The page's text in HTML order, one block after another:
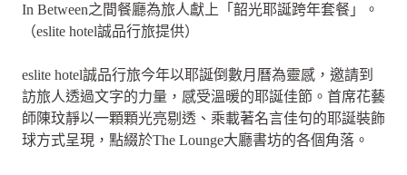
In Between之間餐廳為旅人獻上「韶光耶誕跨年套餐」。
（eslite hotel誠品行旅提供）
eslite hotel誠品行旅今年以耶誕倒數月曆為靈感，邀請到
訪旅人透過文字的力量，感受溫暖的耶誕佳節。首席花藝
師陳玟靜以一顆顆光亮剔透、乘載著名言佳句的耶誕裝飾
球方式呈現，點綴於The Lounge大廳書坊的各個角落。